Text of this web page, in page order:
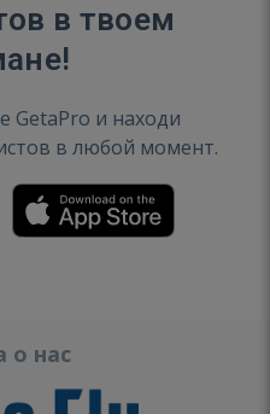
в твоем
GetaPro и находи
в любой момент.
о нас